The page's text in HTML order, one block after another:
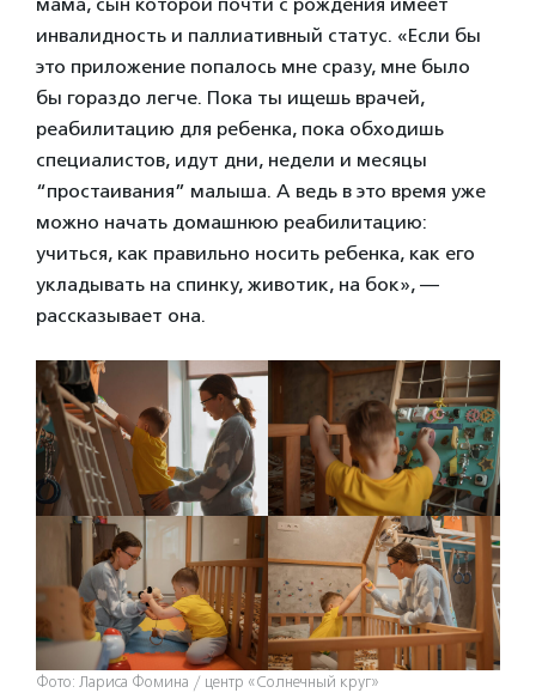
инвалидность и паллиативный статус. «Если бы
это приложение попалось мне сразу, мне было
бы гораздо легче. Пока ты ищешь врачей,
реабилитацию для ребенка, пока обходишь
специалистов, идут дни, недели и месяцы
“простаивания” малыша. А ведь в это время уже
можно начать домашнюю реабилитацию:
учиться, как правильно носить ребенка, как его
укладывать на спинку, животик, на бок», —
рассказывает она.
Фото: Лариса Фомина / центр «Солнечный круг»